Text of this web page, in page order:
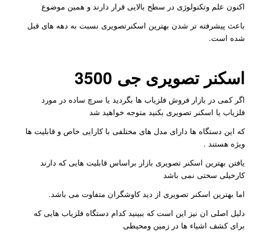
اکنون علم وتکنولوژی در سطح بالایی قرار دارند و همین موضوع
باعث پیشرفته تر شدن بهترین اسکنرتصویری نسبت به دهه های قبل
شده است.
اسکنر تصویری جی 3500
اگر کمی در بازار فروش فلزیاب ها بگردید یا سرچ ساده در مورد
فلزیاب یا اسکنر تصویری بکنید متوجه خواهید شد
که این دستگاه ها دارای مدل های مختلفی با کارایی خاص و قابلیت ها
ویژه هستند .
یافتن بهترین اسکنر تصویری بازار براساس قابلیت هایی که دارند
کارخیلی سختی نمی باشد
اما بهترین اسکنر تصویری از دید کاوشگران متفاوت می باشد.
دلیل اصلی ان نیز این است که ببینید کدام دستگاه فلزیاب هایی که
برای کشف اشیاء ها در زمین ومحیطی